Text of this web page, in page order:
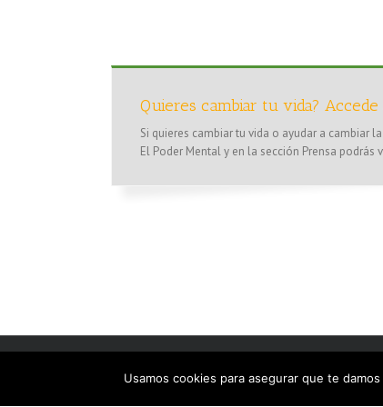
Quieres cambiar tu vida?
Si quieres cambiar tu vida o ayudar a cambiar
El Poder Mental y en la sección Prensa
Copyright
Usamos cookies para asegurar que te